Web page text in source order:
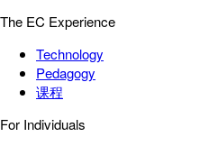
The EC Experience
Technology
Pedagogy
课程
For Individuals